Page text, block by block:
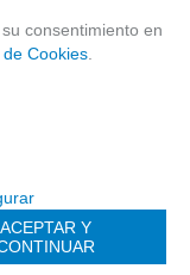
consentimiento en
Cookies
ACEPTAR Y